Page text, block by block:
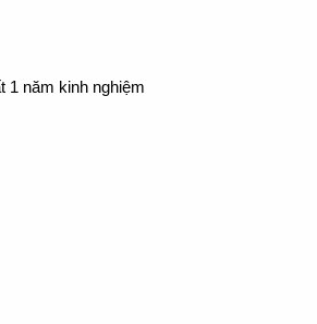
1 năm kinh nghiệm